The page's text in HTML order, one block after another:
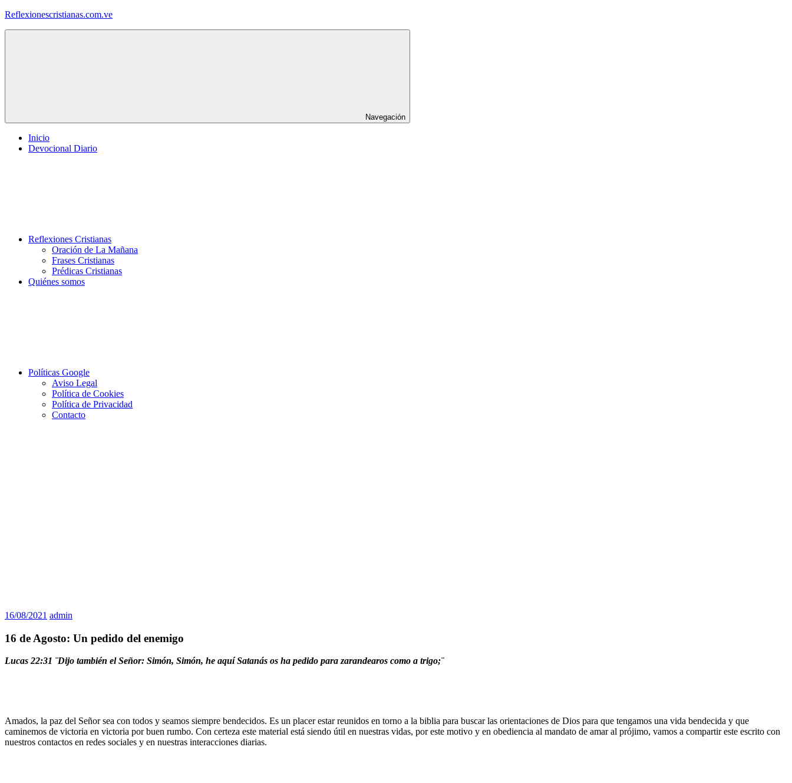
Saltar
Reflexionescristianas.com.ve
Navegación
Inicio
Devocional Diario
Reflexiones Cristianas
Oración de La Mañana
Frases Cristianas
Prédicas Cristianas
Quiénes somos
Políticas Google
Aviso Legal
Política de Cookies
Política de Privacidad
Contacto
16/08/2021 admin
16 de Agosto: Un pedido del enemigo
Lucas 22:31 ¨Dijo también el Señor: Simón, Simón, he aquí Satanás os ha pedido para zarandearos como a trigo;¨
Amados, la paz del Señor sea con todos y seamos siempre bendecidos. Es un placer estar reunidos en torno a la biblia para buscar las orientaciones de Dios para que tengamos una vida bendecida y que
caminemos de victoria en victoria por buen rumbo. Con certeza este material está siendo útil en nuestras vidas, por este motivo y en obediencia al mandato de amar al prójimo, vamos a compartir este escrito con
nuestros contactos en redes sociales y en nuestras interacciones diarias.